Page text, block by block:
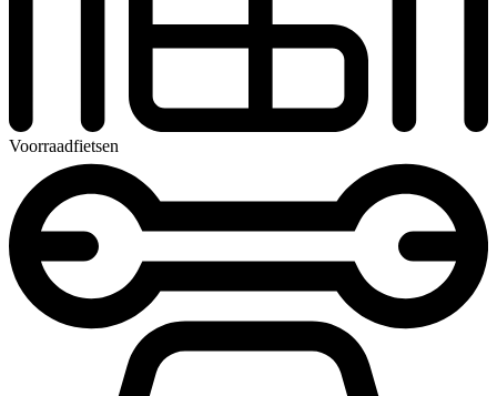
Voorraadfietsen